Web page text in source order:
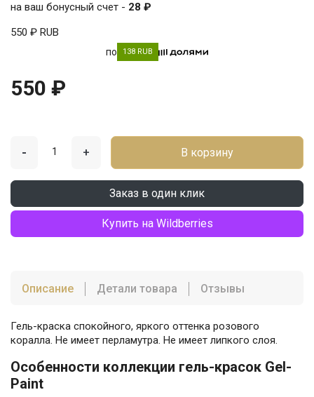
на ваш бонусный счет - 28 ₽
550 ₽ RUB
по 138 RUB
550 ₽
- + В корзину
Заказ в один клик
Купить на Wildberries
Описание Детали товара Отзывы
Гель-краска спокойного, яркого оттенка розового
коралла. Не имеет перламутра. Не имеет липкого слоя.
Особенности коллекции гель-красок Gel-
Paint